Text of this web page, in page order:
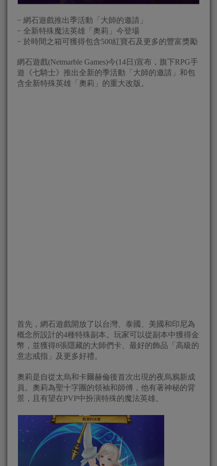
− 網石遊戲推出季活動「大師的邀請」
− 全新特殊魔法英雄「奧莉」今登場
− 於時間之箱可獲得包含500紅寶石及更多的豐富獎勵
網石遊戲(Netmarble Games)今(14日)宣布，旗下RPG手
遊《七騎士》推出全新的季活動「大師的邀請」和包
含全新特殊英雄「奧莉」的重大改版。
首先，網石遊戲開放了以台灣、泰國、美國和印尼為
概念所設計的4種特殊副本。玩家可以從副本中獲得金
幣，並獲得8張隱藏的大師們卡、最好的飾品「高級的
意志戒指」及更多好禮。
奧莉是自從太烏和卡爾赫倫後首次出現的夜烏鴉新成
員。奧莉為聖十字團的領袖和師傅，他有著神秘的背
景，且有望在PVP中扮演特殊的魔法英雄。